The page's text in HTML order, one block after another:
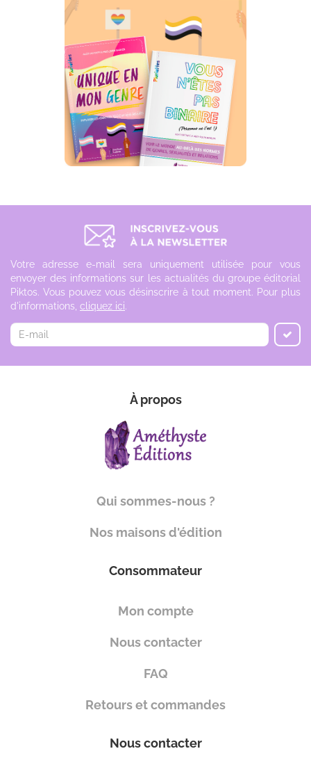
Votre adresse e-mail sera uniquement utilisée pour vous
envoyer des informations sur les actualités du groupe éditorial
Piktos. Vous pouvez vous désinscrire à tout moment. Pour plus
d'informations, cliquez ici.
À propos
Qui sommes-nous ?
Nos maisons d'édition
Consommateur
Mon compte
Nous contacter
FAQ
Retours et commandes
Nous contacter